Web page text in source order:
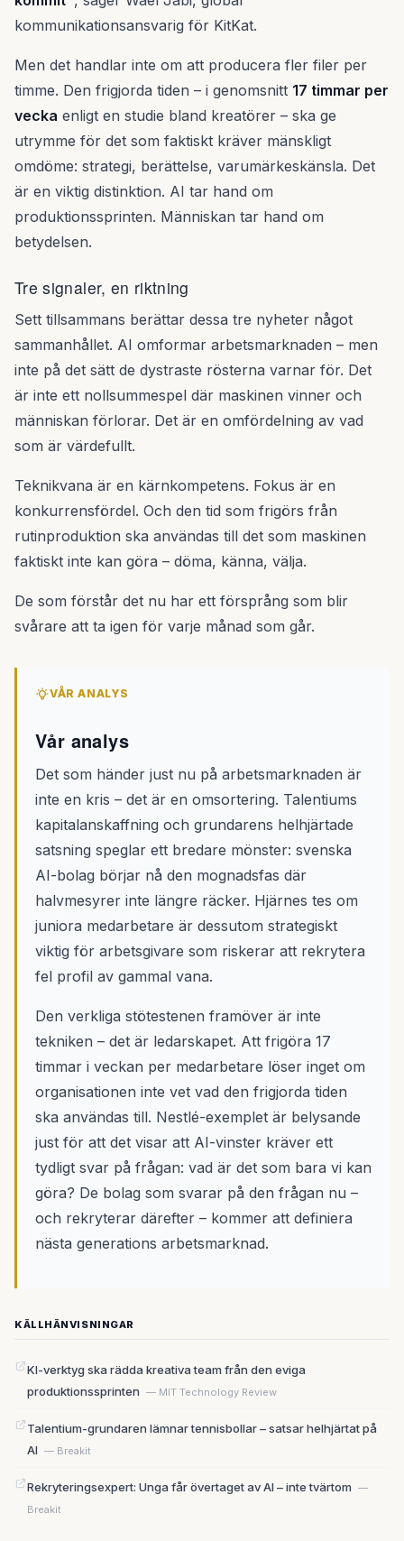
kommunikationsansvarig för KitKat.
Men det handlar inte om att producera fler filer per
timme. Den frigjorda tiden – i genomsnitt 17 timmar per
vecka enligt en studie bland kreatörer – ska ge
utrymme för det som faktiskt kräver mänskligt
omdöme: strategi, berättelse, varumärkeskänsla. Det
är en viktig distinktion. AI tar hand om
produktionssprinten. Människan tar hand om
betydelsen.
Tre signaler, en riktning
Sett tillsammans berättar dessa tre nyheter något
sammanhållet. AI omformar arbetsmarknaden – men
inte på det sätt de dystraste rösterna varnar för. Det
är inte ett nollsummespel där maskinen vinner och
människan förlorar. Det är en omfördelning av vad
som är värdefullt.
Teknikvana är en kärnkompetens. Fokus är en
konkurrensfördel. Och den tid som frigörs från
rutinproduktion ska användas till det som maskinen
faktiskt inte kan göra – döma, känna, välja.
De som förstår det nu har ett försprång som blir
svårare att ta igen för varje månad som går.
VÅR ANALYS
Vår analys
Det som händer just nu på arbetsmarknaden är
inte en kris – det är en omsortering. Talentiums
kapitalanskaffning och grundarens helhjärtade
satsning speglar ett bredare mönster: svenska
AI-bolag börjar nå den mognadsfas där
halvmesyrer inte längre räcker. Hjärnes tes om
juniora medarbetare är dessutom strategiskt
viktig för arbetsgivare som riskerar att rekrytera
fel profil av gammal vana.
Den verkliga stötestenen framöver är inte
tekniken – det är ledarskapet. Att frigöra 17
timmar i veckan per medarbetare löser inget om
organisationen inte vet vad den frigjorda tiden
ska användas till. Nestlé-exemplet är belysande
just för att det visar att AI-vinster kräver ett
tydligt svar på frågan: vad är det som bara vi kan
göra? De bolag som svarar på den frågan nu –
och rekryterar därefter – kommer att definiera
nästa generations arbetsmarknad.
KÄLLHÄNVISNINGAR
KI-verktyg ska rädda kreativa team från den eviga
produktionssprinten — MIT Technology Review
Talentium-grundaren lämnar tennisbollar – satsar helhjärtat på
AI — Breakit
Rekryteringsexpert: Unga får övertaget av AI – inte tvärtom —
Breakit